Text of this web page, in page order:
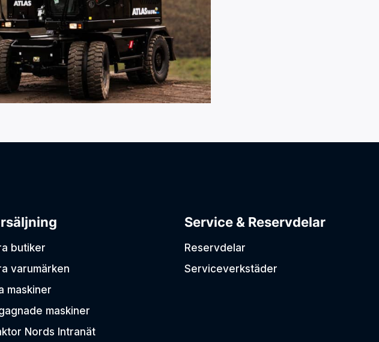
butiker
varumärken
maskiner
maskiner
Nords Intranät
Service & Reservdelar
Reservdelar
Serviceverkstäder